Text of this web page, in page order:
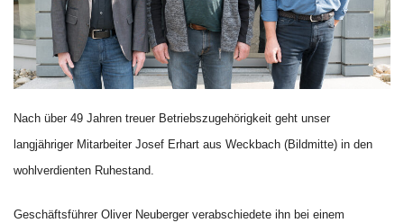
Nach über 49 Jahren treuer Betriebszugehörigkeit geht unser
langjähriger Mitarbeiter Josef Erhart aus Weckbach (Bildmitte) in den
wohlverdienten Ruhestand.
Geschäftsführer Oliver Neuberger verabschiedete ihn bei einem